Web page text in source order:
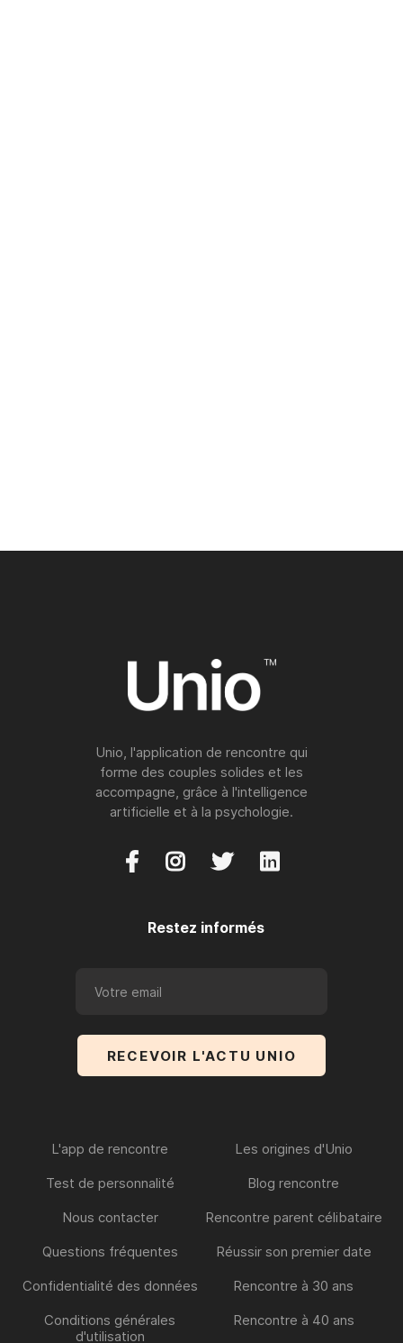
Unio, l'application de rencontre qui
forme des couples solides et les
accompagne, grâce à l'intelligence
artificielle et à la psychologie.
   
L'app de rencontre
Test de personnalité
Nous contacter
Questions fréquentes
Confidentialité des données
Conditions générales
d'utilisation
Les origines d'Unio
Blog rencontre
Rencontre parent célibataire
Réussir son premier date
Rencontre à 30 ans
Rencontre à 40 ans
Restez informés